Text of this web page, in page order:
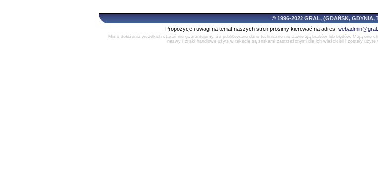
© 1996-2022 GRAL, (GDAŃSK,
Propozycje i uwagi na temat naszych stron prosimy kierować na adres:
Mimo dołożenia wszelkich starań nie gwarantujemy, że publikowane dane techniczne nie zawierają braków lub błędów. Mają
nazwy i znaki handlowe użyte w tekście są znakami zastrzeżonymi dla ich właścicieli i zostały